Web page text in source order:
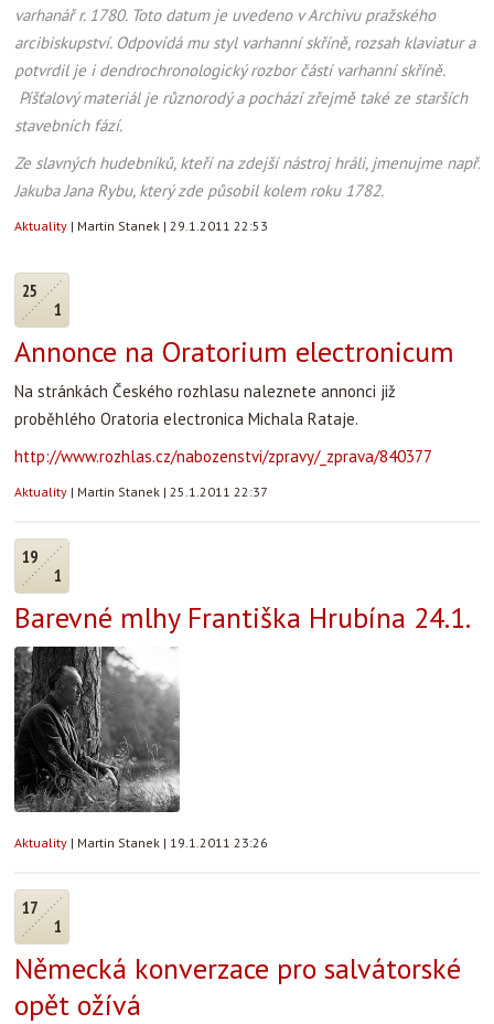
varhanář r. 1780. Toto datum je uvedeno v Archivu pražského
arcibiskupství. Odpovídá mu styl varhanní skříně, rozsah klaviatur a
potvrdil je i dendrochronologický rozbor částí varhanní skříně.
Píšťalový materiál je různorodý a pochází zřejmě také ze starších
stavebních fází.
Ze slavných hudebníků, kteří na zdejší nástroj hráli, jmenujme např.
Jakuba Jana Rybu, který zde působil kolem roku 1782.
Aktuality | Martin Stanek | 29.1.2011 22:53
25
1
Annonce na Oratorium electronicum
Na stránkách Českého rozhlasu naleznete annonci již
proběhlého Oratoria electronica Michala Rataje.
http://www.rozhlas.cz/nabozenstvi/zpravy/_zprava/840377
Aktuality | Martin Stanek | 25.1.2011 22:37
19
1
Barevné mlhy Františka Hrubína 24.1.
Aktuality | Martin Stanek | 19.1.2011 23:26
17
1
Německá konverzace pro salvátorské
opět ožívá